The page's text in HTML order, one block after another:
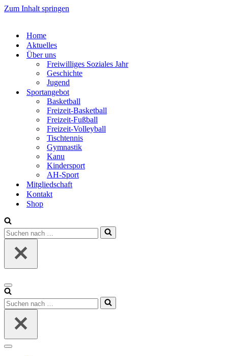
Zum Inhalt springen
Home
Aktuelles
Über uns
Freiwilliges Soziales Jahr
Geschichte
Jugend
Sportangebot
Basketball
Freizeit-Basketball
Freizeit-Fußball
Freizeit-Volleyball
Tischtennis
Gymnastik
Kanu
Kindersport
AH-Sport
Mitgliedschaft
Kontakt
Shop
Suchen
nach …
Navigationsmenü
Suchen
nach …
Navigationsmenü